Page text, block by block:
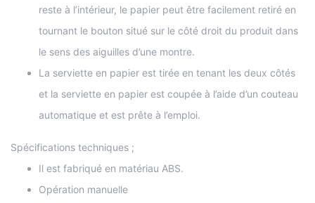
reste à l’intérieur, le papier peut être facilement retiré en
tournant le bouton situé sur le côté droit du produit dans
le sens des aiguilles d’une montre.
La serviette en papier est tirée en tenant les deux côtés
et la serviette en papier est coupée à l’aide d’un couteau
automatique et est prête à l’emploi.
Spécifications techniques ;
Il est fabriqué en matériau ABS.
Opération manuelle